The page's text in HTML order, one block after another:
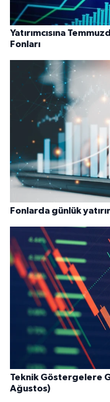
Yatırımcısına
Fonları
Fonlarda günlük
Teknik Göstergelere
Ağustos)